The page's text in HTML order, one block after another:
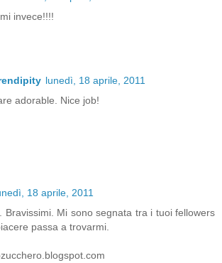
invece!!!!
lunedì, 18 aprile, 2011
adorable. Nice job!
18 aprile, 2011
Bravissimi. Mi sono segnata tra i tuoi fellowers
passa a trovarmi.